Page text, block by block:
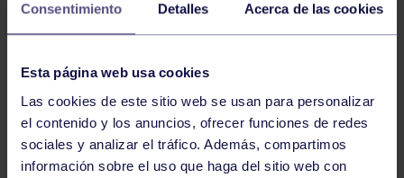
Consentimiento Detalles Acerca de las cookies
Esta página web usa cookies
Las cookies de este sitio web se usan para personalizar
el contenido y los anuncios, ofrecer funciones de redes
sociales y analizar el tráfico. Además, compartimos
información sobre el uso que haga del sitio web con
NOTICIAS RELACIONADAS